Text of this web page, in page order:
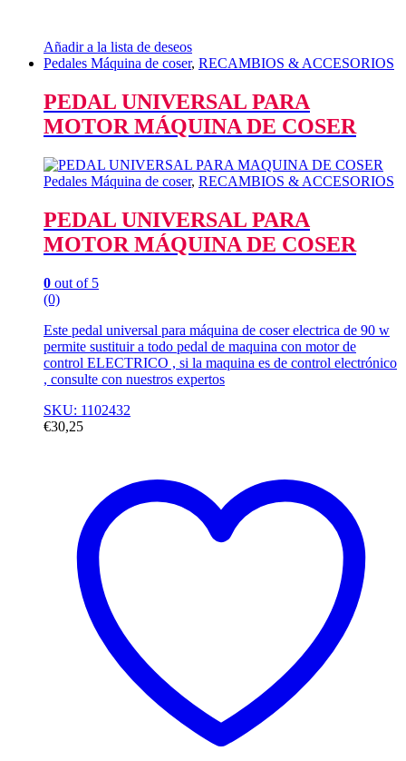
Añadir a la lista de deseos
Pedales Máquina de coser, RECAMBIOS & ACCESORIOS
PEDAL UNIVERSAL PARA
MOTOR MÁQUINA DE COSER
Pedales Máquina de coser, RECAMBIOS & ACCESORIOS
PEDAL UNIVERSAL PARA
MOTOR MÁQUINA DE COSER
0 out of 5
(0)
Este pedal universal para máquina de coser electrica de 90 w
permite sustituir a todo pedal de maquina con motor de
control ELECTRICO , si la maquina es de control electrónico
, consulte con nuestros expertos
SKU: 1102432
€30,25